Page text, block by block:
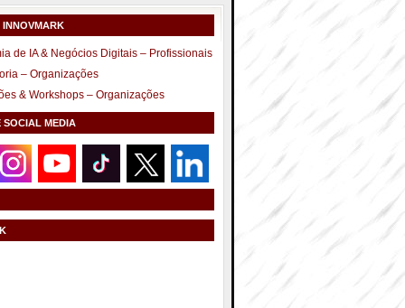
INNOVMARK
de IA & Negócios Digitais – Profissionais
– Organizações
& Workshops – Organizações
SOCIAL MEDIA